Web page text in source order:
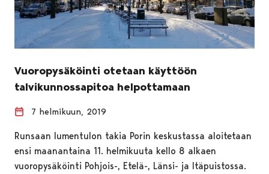
Vuoropysäköinti otetaan käyttöön
talvikunnossapitoa helpottamaan
7 helmikuun, 2019
Runsaan lumentulon takia Porin keskustassa aloitetaan
ensi maanantaina 11. helmikuuta kello 8 alkaen
vuoropysäköinti Pohjois-, Etelä-, Länsi- ja Itäpuistossa.